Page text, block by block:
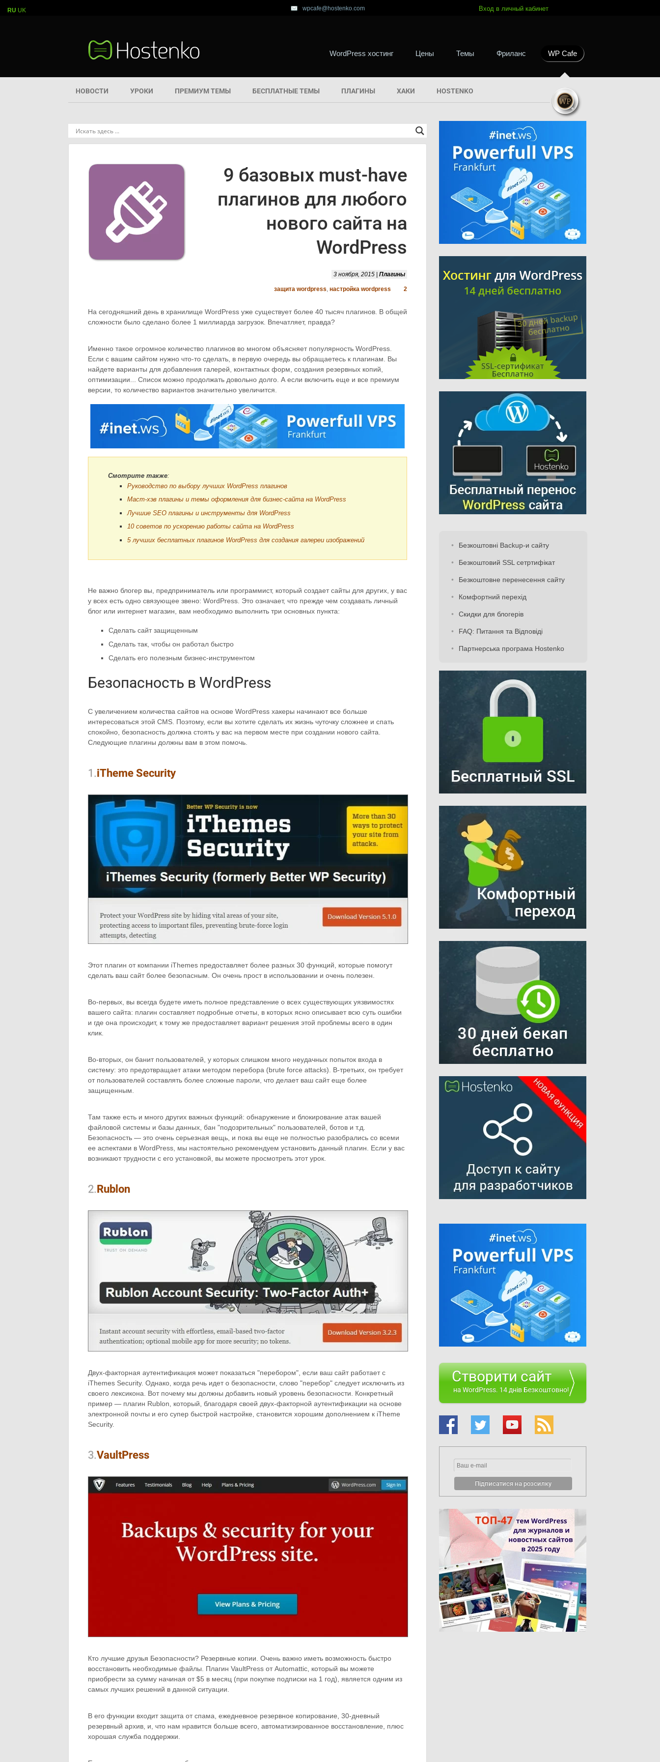
wpcafe@hostenko.com Вход в личный кабинет
WordPress хостинг Цены Темы Фриланс WP Cafe
НОВОСТИ УРОКИ ПРЕМИУМ ТЕМЫ БЕСПЛАТНЫЕ ТЕМЫ ПЛАГИНЫ ХАКИ HOSTENKO
9 базовых must-have
плагинов для любого
нового сайта на
WordPress
3 ноября, 2015 | Плагины
защита wordpress, настройка wordpress 2
На сегодняшний день в хранилище WordPress уже существует более 40 тысяч плагинов. В общей
сложности было сделано более 1 миллиарда загрузок. Впечатляет, правда?
Именно такое огромное количество плагинов во многом объясняет популярность WordPress.
Если с вашим сайтом нужно что-то сделать, в первую очередь вы обращаетесь к плагинам. Вы
найдете варианты для добавления галерей, контактных форм, создания резервных копий,
оптимизации... Список можно продолжать довольно долго. А если включить еще и все премиум
версии, то количество вариантов значительно увеличится.
Смотрите также:
Руководство по выбору лучших WordPress плагинов
Маст-хэв плагины и темы оформления для бизнес-сайта на WordPress
Лучшие SEO плагины и инструменты для WordPress
10 советов по ускорению работы сайта на WordPress
5 лучших бесплатных плагинов WordPress для создания галереи изображений
Не важно блогер вы, предприниматель или программист, который создает сайты для других, у вас
у всех есть одно связующее звено: WordPress. Это означает, что прежде чем создавать личный
блог или интернет магазин, вам необходимо выполнить три основных пункта:
Сделать сайт защищенным
Сделать так, чтобы он работал быстро
Сделать его полезным бизнес-инструментом
Безопасность в WordPress
С увеличением количества сайтов на основе WordPress хакеры начинают все больше
интересоваться этой CMS. Поэтому, если вы хотите сделать их жизнь чуточку сложнее и спать
спокойно, безопасность должна стоять у вас на первом месте при создании нового сайта.
Следующие плагины должны вам в этом помочь.
1.iTheme Security
Этот плагин от компании iThemes предоставляет более разных 30 функций, которые помогут
сделать ваш сайт более безопасным. Он очень прост в использовании и очень полезен.
Во-первых, вы всегда будете иметь полное представление о всех существующих уязвимостях
вашего сайта: плагин составляет подробные отчеты, в которых ясно описывает всю суть ошибки
и где она происходит, к тому же предоставляет вариант решения этой проблемы всего в один
клик.
Во-вторых, он банит пользователей, у которых слишком много неудачных попыток входа в
систему: это предотвращает атаки методом перебора (brute force attacks). В-третьих, он требует
от пользователей составлять более сложные пароли, что делает ваш сайт еще более
защищенным.
Там также есть и много других важных функций: обнаружение и блокирование атак вашей
файловой системы и базы данных, бан "подозрительных" пользователей, ботов и т.д.
Безопасность — это очень серьезная вещь, и пока вы еще не полностью разобрались со всеми
ее аспектами в WordPress, мы настоятельно рекомендуем установить данный плагин. Если у вас
возникают трудности с его установкой, вы можете просмотреть этот урок.
2. Rublon
Двух-факторная аутентификация может показаться "перебором", если ваш сайт работает с
iThemes Security. Однако, когда речь идет о безопасности, слово "перебор" следует исключить из
своего лексикона. Вот почему мы должны добавить новый уровень безопасности. Конкретный
пример — плагин Rublon, который, благодаря своей двух-факторной аутентификации на основе
электронной почты и его супер быстрой настройке, становится хорошим дополнением к iTheme
Security.
3.VaultPress
Кто лучшие друзья Безопасности? Резервные копии. Очень важно иметь возможность быстро
восстановить необходимые файлы. Плагин VaultPress от Automattic, который вы можете
приобрести за сумму начиная от $5 в месяц (при покупке подписки на 1 год), является одним из
самых лучших решений в данной ситуации.
В его функции входит защита от спама, ежедневное резервное копирование, 30-дневный
резервный архив, и, что нам нравится больше всего, автоматизированное восстановление, плюс
хорошая служба поддержки.
Безкоштовні Backup-и сайту
Безкоштовий SSL сетртифікат
Безкоштовне перенесення сайту
Комфортний перехід
Скидки для блогерів
FAQ: Питання та Відповіді
Партнерська програма Hostenko
Створити сайт
на WordPress. 14 днів Безкоштовно!
RU UK